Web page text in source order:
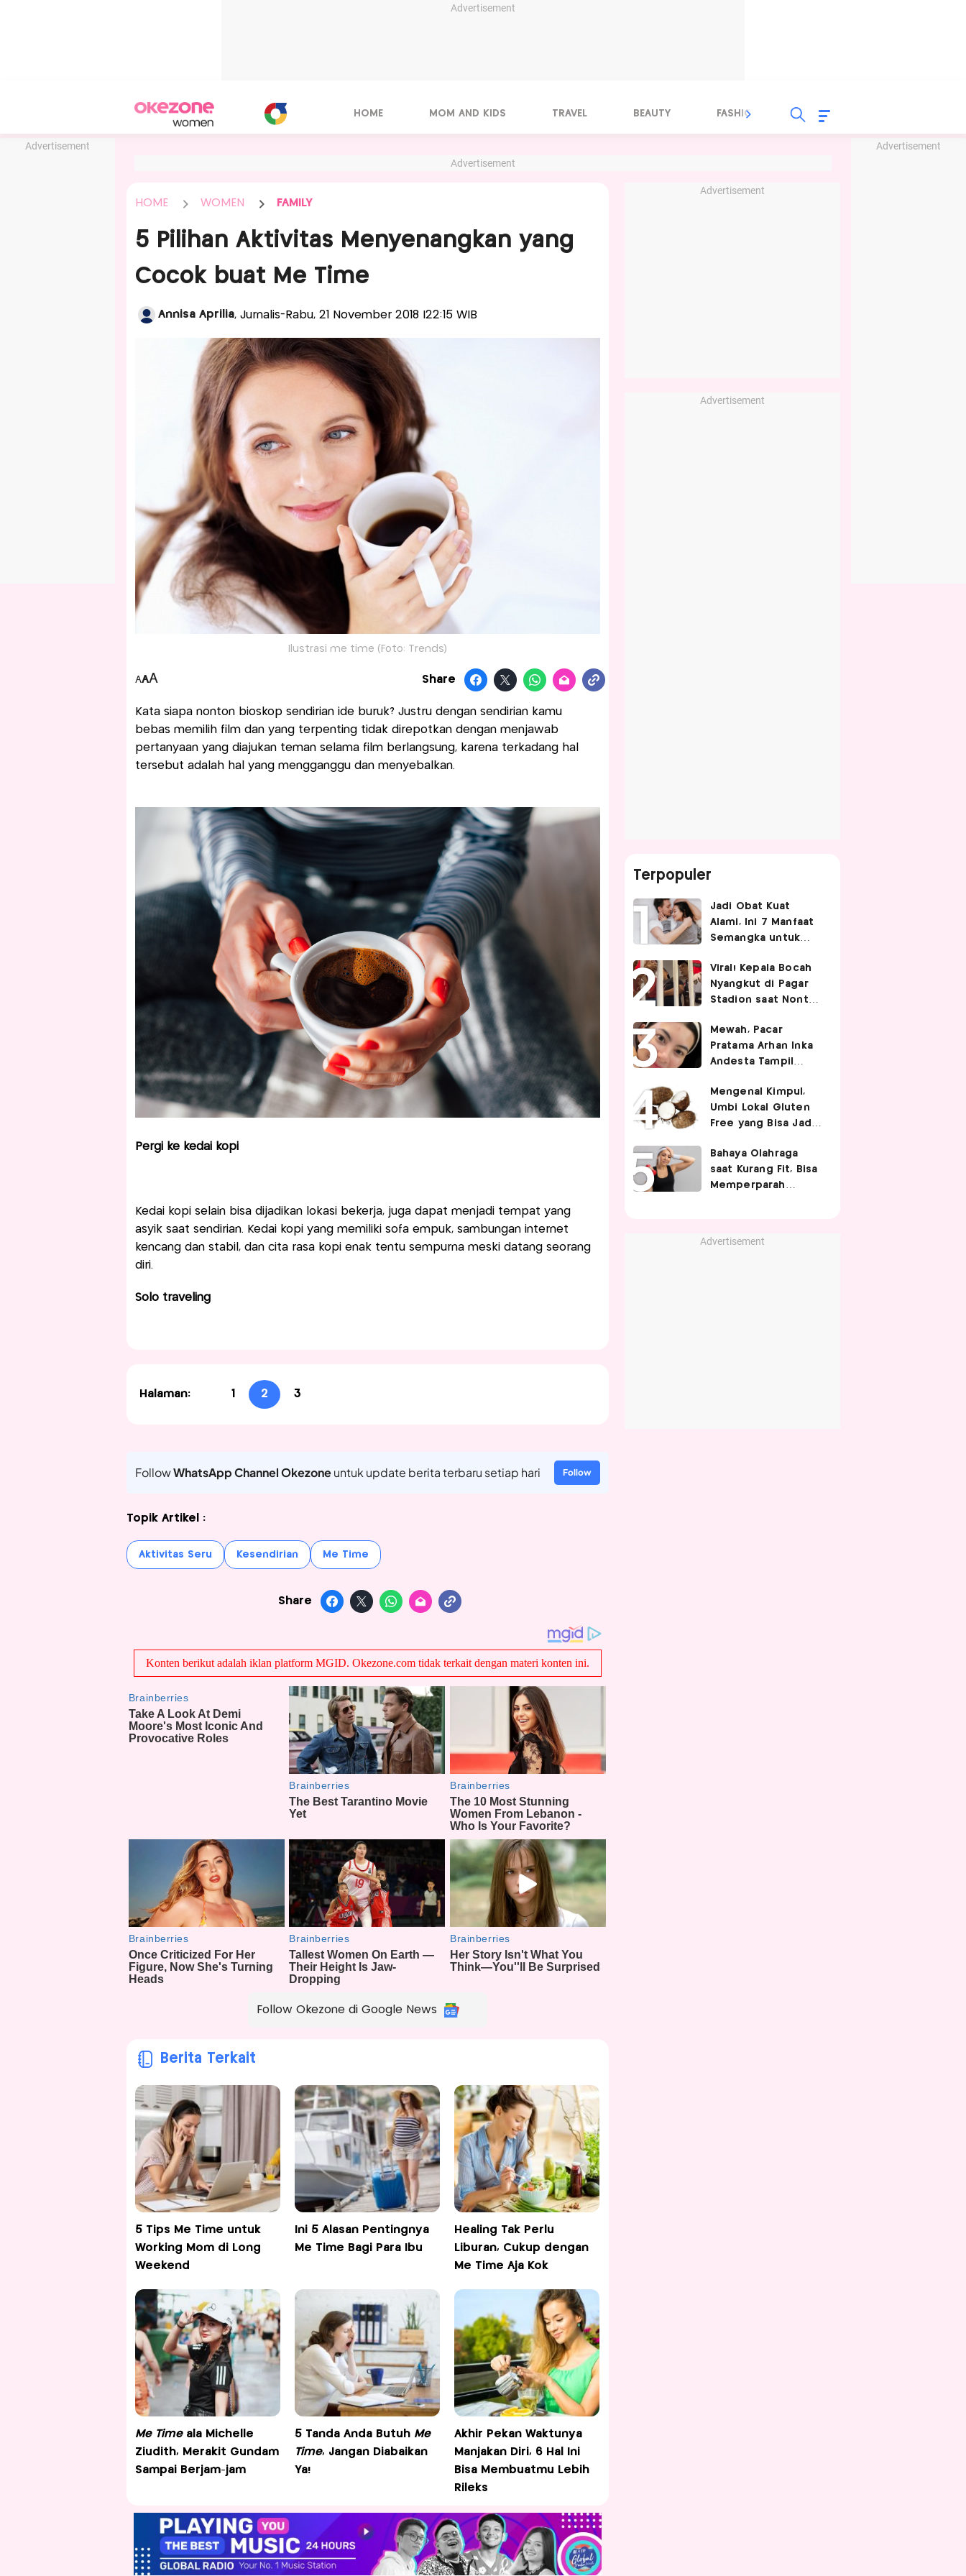
Advertisement
Advertisement Advertisement
HOME MOM AND KIDS TRAVEL BEAUTY FASHION FOOD
Advertisement
HOME WOMEN FAMILY
5 Pilihan Aktivitas Menyenangkan yang
Cocok buat Me Time
Annisa Aprilia, Jurnalis-Rabu, 21 November 2018 |22:15 WIB
Ilustrasi me time (Foto: Trends)
AAA Share
Kata siapa nonton bioskop sendirian ide buruk? Justru dengan sendirian kamu
bebas memilih film dan yang terpenting tidak direpotkan dengan menjawab
pertanyaan yang diajukan teman selama film berlangsung, karena terkadang hal
tersebut adalah hal yang mengganggu dan menyebalkan.
Pergi ke kedai kopi
Kedai kopi selain bisa dijadikan lokasi bekerja, juga dapat menjadi tempat yang
asyik saat sendirian. Kedai kopi yang memiliki sofa empuk, sambungan internet
kencang dan stabil, dan cita rasa kopi enak tentu sempurna meski datang seorang
diri.
Solo traveling
Halaman: 1 2 3
FollowWhatsApp Channel Okezoneuntuk update berita terbaru setiap hari Follow
Topik Artikel :
Aktivitas Seru Kesendirian Me Time
Share
Follow Okezone di Google News
Berita Terkait
5 Tips Me Time untuk
Working Mom di Long
Weekend
Ini 5 Alasan Pentingnya
Me Time Bagi Para Ibu
Healing Tak Perlu
Liburan, Cukup dengan
Me Time Aja Kok
Me Timeala Michelle
Ziudith, Merakit Gundam
Sampai Berjam-jam
5 Tanda Anda Butuh Me
Time, Jangan Diabaikan
Ya!
Akhir Pekan Waktunya
Manjakan Diri, 6 Hal Ini
Bisa Membuatmu Lebih
Rileks
Advertisement
Advertisement
Terpopuler
Jadi Obat Kuat
Alami, Ini 7 Manfaat
Semangka untuk
Viral! Kepala Bocah
Nyangkut di Pagar
Stadion saat Nonton
Endingnya Kocak
Mewah, Pacar
Pratama Arhan Inka
Andesta Tampil
Pakai Bando Rp10
Juta
Mengenal Kimpul,
Umbi Lokal Gluten
Free yang Bisa Jadi
Bahaya Olahraga
saat Kurang Fit, Bisa
Memperparah
Advertisement